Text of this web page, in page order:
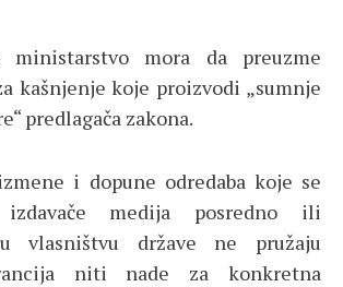
mora da preuzme
kašnjenje koje proizvodi „sumnje
predlagača zakona.
i dopune odredaba koje se
medija posredno ili
vlasništvu države ne pružaju
niti nade za konkretna